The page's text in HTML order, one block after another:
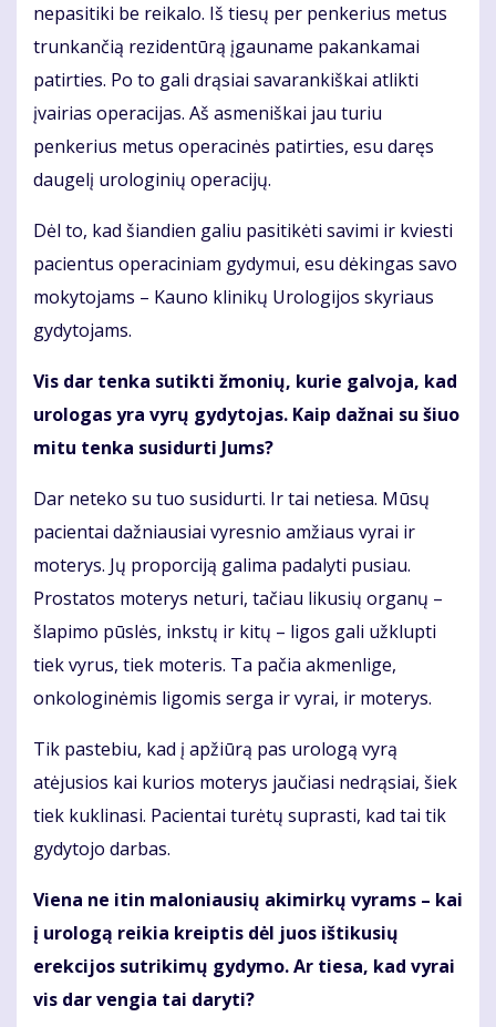
nepasitiki be reikalo. Iš tiesų per penkerius metus
trunkančią rezidentūrą įgauname pakankamai
patirties. Po to gali drąsiai savarankiškai atlikti
įvairias operacijas. Aš asmeniškai jau turiu
penkerius metus operacinės patirties, esu daręs
daugelį urologinių operacijų.
Dėl to, kad šiandien galiu pasitikėti savimi ir kviesti
pacientus operaciniam gydymui, esu dėkingas savo
mokytojams – Kauno klinikų Urologijos skyriaus
gydytojams.
Vis dar tenka sutikti žmonių, kurie galvoja, kad
urologas yra vyrų gydytojas. Kaip dažnai su šiuo
mitu tenka susidurti Jums?
Dar neteko su tuo susidurti. Ir tai netiesa. Mūsų
pacientai dažniausiai vyresnio amžiaus vyrai ir
moterys. Jų proporciją galima padalyti pusiau.
Prostatos moterys neturi, tačiau likusių organų –
šlapimo pūslės, inkstų ir kitų – ligos gali užklupti
tiek vyrus, tiek moteris. Ta pačia akmenlige,
onkologinėmis ligomis serga ir vyrai, ir moterys.
Tik pastebiu, kad į apžiūrą pas urologą vyrą
atėjusios kai kurios moterys jaučiasi nedrąsiai, šiek
tiek kuklinasi. Pacientai turėtų suprasti, kad tai tik
gydytojo darbas.
Viena ne itin maloniausių akimirkų vyrams – kai
į urologą reikia kreiptis dėl juos ištikusių
erekcijos sutrikimų gydymo. Ar tiesa, kad vyrai
vis dar vengia tai daryti?